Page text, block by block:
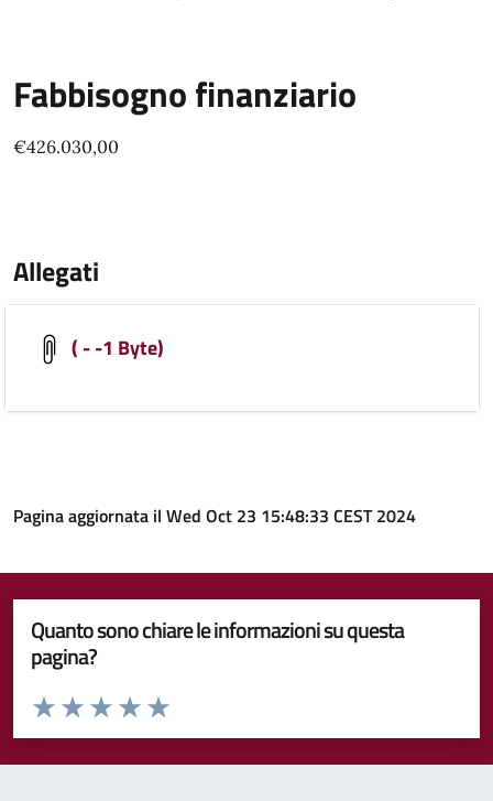
Fabbisogno finanziario
€426.030,00
Allegati
( - -1 Byte)
Pagina aggiornata il Wed Oct 23 15:48:33 CEST 2024
Quanto sono chiare le informazioni su questa
pagina?
Valuta da 1 a 5 stelle la pagina
Valuta 5 stelle su 5
Valuta 4 stelle su 5
Valuta 3 stelle su 5
Valuta 2 stelle su 5
Valuta 1 stelle su 5